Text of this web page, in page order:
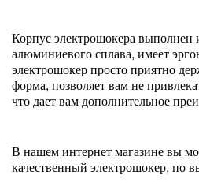
Корпус электрошокера выполнен
алюминиевого сплава, имеет
электрошокер просто приятно
форма, позволяет вам не
что дает вам дополнительное
В нашем интернет магазине вы
качественный электрошокер, по